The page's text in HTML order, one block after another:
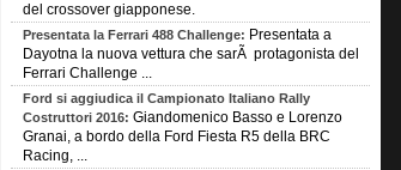
del crossover giapponese.
Presentata la Ferrari 488 Challenge: Presentata a
Dayotna la nuova vettura che sarÃ protagonista del
Ferrari Challenge ...
Ford si aggiudica il Campionato Italiano Rally
Costruttori 2016: Giandomenico Basso e Lorenzo
Granai, a bordo della Ford Fiesta R5 della BRC
Racing, ...